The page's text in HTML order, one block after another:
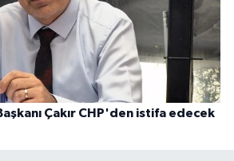
Çakır CHP'den istifa edecek